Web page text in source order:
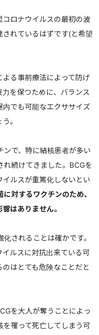
ロナウイルスの最初の波
されているはずです(と希望
る事前療法によって防げ
を保つために、バランス
でも可能なエクササイズ
。
ンで、特に結核患者が多い
続けてきました。 BCGを
ルスが重篤化しないとい
に対するワクチンのため、
はありません。
されることは確かです。
ルスに対抗出来ている可
はとても危険なことだと
を大人が奪うことによっ
を罹って死亡してしまう可